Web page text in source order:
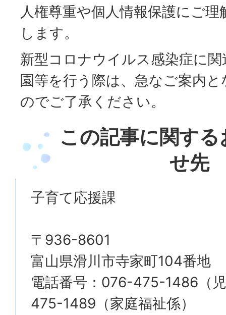
人権尊重や個人情報保護にご
します。
新型コロナウイルス感染症に
園等を行う際は、急なご案内
のでご了承ください。
この記事に関す
せ先
子育て応援課
〒936-8601
富山県滑川市寺家町104番地
電話番号：076-475-1486（
475-1489（家庭福祉係）